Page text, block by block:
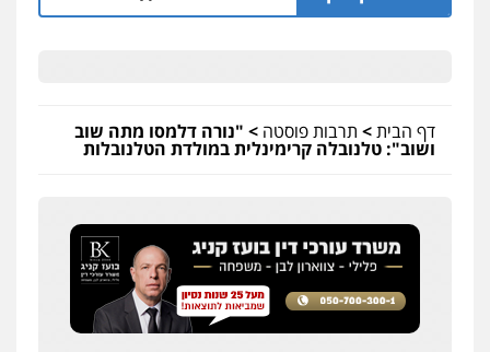
דף הבית> תרבות פוסטה > "נורה דלמסו מתה שוב
ושוב": טלנובלה קרימינלית במולדת הטלנובלות
עו"ד יפעת שוורץ סיל